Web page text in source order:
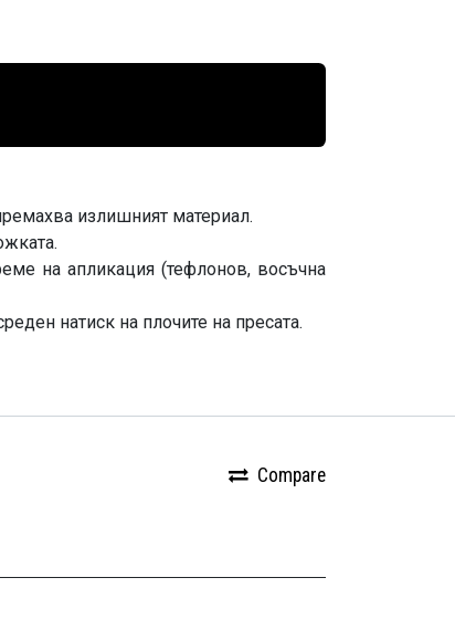
излишният материал.
на апликация (тефлонов, восъчна
натиск на плочите на пресата.
Compare